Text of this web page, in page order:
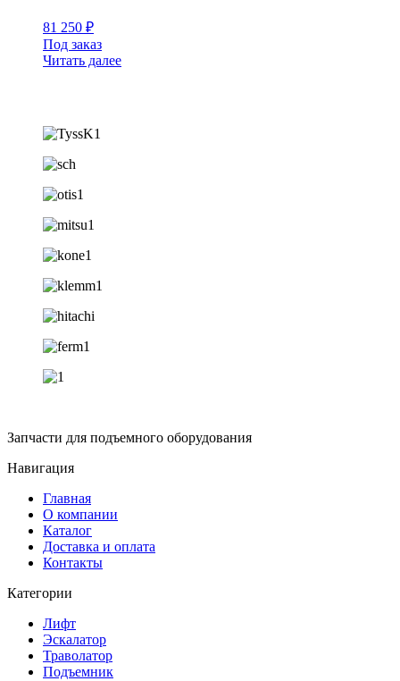
81 250 ₽
Под заказ
Читать далее
Запчасти для подъемного оборудования
Навигация
Главная
О компании
Каталог
Доставка и оплата
Контакты
Категории
Лифт
Эскалатор
Траволатор
Подъемник